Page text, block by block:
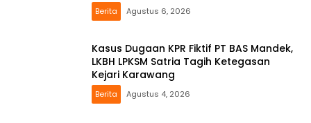
Berita Agustus 6, 2026
Kasus Dugaan KPR Fiktif PT BAS Mandek,
LKBH LPKSM Satria Tagih Ketegasan
Kejari Karawang
Berita Agustus 4, 2026